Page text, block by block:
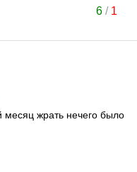
6/ 1
жрать нечего было